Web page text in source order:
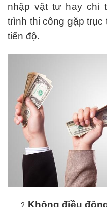
nhập vật tư hay chi
trình thi công gặp
tiến độ.
Không điều